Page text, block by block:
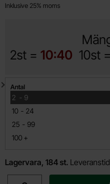
Inklusive 25% moms
2st = 10:40 10st =
Mängdrabatt
Antal
2 -
till 9
10 -
till 24
25 -
till 99
100 +
till
Lagervara, 184 st.